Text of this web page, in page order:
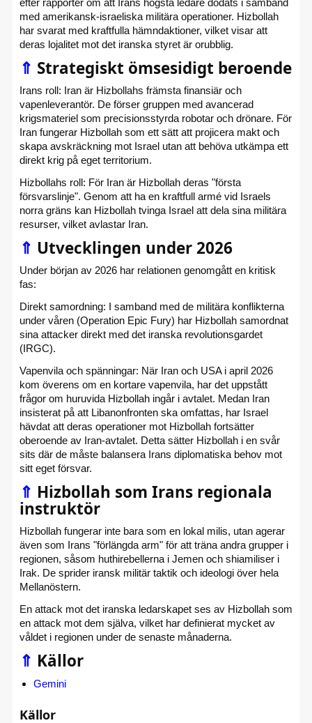
efter rapporter om att Irans högsta ledare dödats i samband
med amerikansk-israeliska militära operationer. Hizbollah
har svarat med kraftfulla hämndaktioner, vilket visar att
deras lojalitet mot det iranska styret är orubblig.
⇑ Strategiskt ömsesidigt beroende
Irans roll: Iran är Hizbollahs främsta finansiär och
vapenleverantör. De förser gruppen med avancerad
krigsmateriel som precisionsstyrda robotar och drönare. För
Iran fungerar Hizbollah som ett sätt att projicera makt och
skapa avskräckning mot Israel utan att behöva utkämpa ett
direkt krig på eget territorium.
Hizbollahs roll: För Iran är Hizbollah deras "första
försvarslinje". Genom att ha en kraftfull armé vid Israels
norra gräns kan Hizbollah tvinga Israel att dela sina militära
resurser, vilket avlastar Iran.
⇑ Utvecklingen under 2026
Under början av 2026 har relationen genomgått en kritisk
fas:
Direkt samordning: I samband med de militära konflikterna
under våren (Operation Epic Fury) har Hizbollah samordnat
sina attacker direkt med det iranska revolutionsgardet
(IRGC).
Vapenvila och spänningar: När Iran och USA i april 2026
kom överens om en kortare vapenvila, har det uppstått
frågor om huruvida Hizbollah ingår i avtalet. Medan Iran
insisterat på att Libanonfronten ska omfattas, har Israel
hävdat att deras operationer mot Hizbollah fortsätter
oberoende av Iran-avtalet. Detta sätter Hizbollah i en svår
sits där de måste balansera Irans diplomatiska behov mot
sitt eget försvar.
⇑ Hizbollah som Irans regionala
instruktör
Hizbollah fungerar inte bara som en lokal milis, utan agerar
även som Irans "förlängda arm" för att träna andra grupper i
regionen, såsom huthirebellerna i Jemen och shiamiliser i
Irak. De sprider iransk militär taktik och ideologi över hela
Mellanöstern.
En attack mot det iranska ledarskapet ses av Hizbollah som
en attack mot dem själva, vilket har definierat mycket av
våldet i regionen under de senaste månaderna.
⇑ Källor
Gemini
Källor